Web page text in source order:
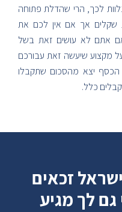
לכך, הרי שהדלת פתוחה
שקלים אך אם אין לכם את
אם אתם לא עושים זאת בשל
מקצוע שיעשה זאת עבורכם
יצא מהסכום שתקבלו
כלל.
זכאים
גם לך מגיע